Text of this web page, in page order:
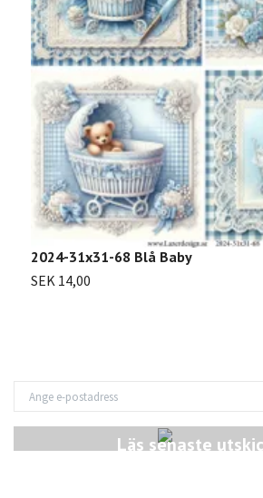
Läs senaste
2024-31x31-68 Blå Baby
SEK 14,00